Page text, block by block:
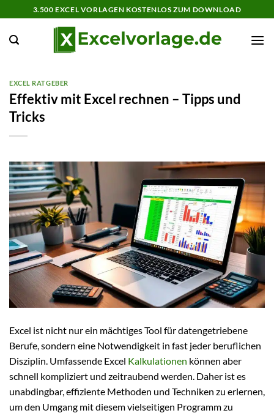
Inhalt
springen
3.500 EXCEL VORLAGEN KOSTENLOS ZUM DOWNLOAD
EXCEL RATGEBER
Effektiv mit Excel rechnen – Tipps und
Tricks
Excel ist nicht nur ein mächtiges Tool für datengetriebene
Berufe, sondern eine Notwendigkeit in fast jeder beruflichen
Disziplin. Umfassende Excel Kalkulationen können aber
schnell kompliziert und zeitraubend werden. Daher ist es
unabdingbar, effiziente Methoden und Techniken zu erlernen,
um den Umgang mit diesem vielseitigen Programm zu